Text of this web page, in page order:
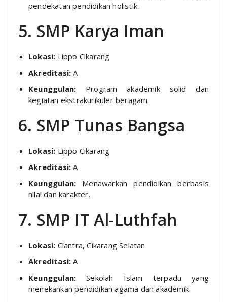
pendekatan pendidikan holistik.
5. SMP Karya Iman
Lokasi: Lippo Cikarang
Akreditasi: A
Keunggulan: Program akademik solid dan
kegiatan ekstrakurikuler beragam.
6. SMP Tunas Bangsa
Lokasi: Lippo Cikarang
Akreditasi: A
Keunggulan: Menawarkan pendidikan berbasis
nilai dan karakter.
7. SMP IT Al-Luthfah
Lokasi: Ciantra, Cikarang Selatan
Akreditasi: A
Keunggulan: Sekolah Islam terpadu yang
menekankan pendidikan agama dan akademik.